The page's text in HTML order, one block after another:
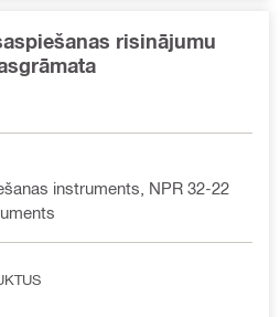
risinājumu
instruments, NPR 32-22